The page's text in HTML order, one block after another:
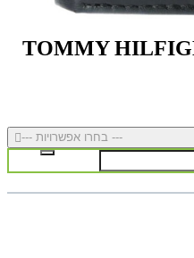
--- בחרו אפשרויות ---